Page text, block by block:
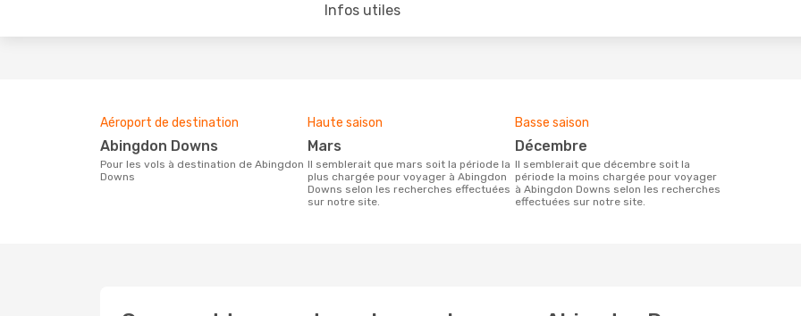
Infos utiles
Aéroport de destination
Abingdon Downs
Pour les vols à destination de Abingdon
Downs
Haute saison
mars
Il semblerait que mars soit la période la
plus chargée pour voyager à Abingdon
Downs selon les recherches effectuées
sur notre site.
Basse saison
décembre
Il semblerait que décembre soit la
période la moins chargée pour voyager
à Abingdon Downs selon les recherches
effectuées sur notre site.